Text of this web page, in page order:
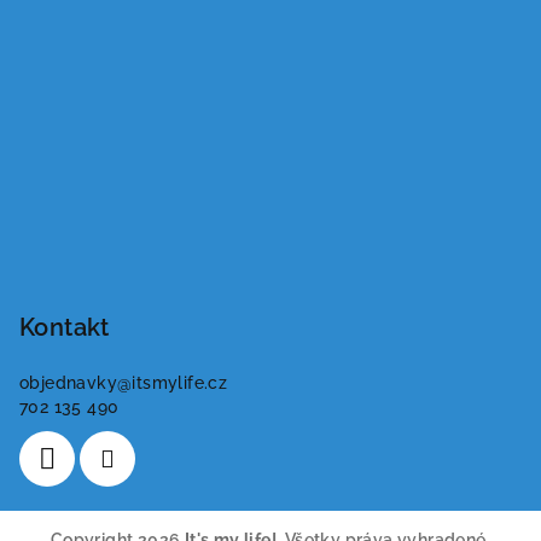
Kontakt
objednavky@itsmylife.cz
702 135 490